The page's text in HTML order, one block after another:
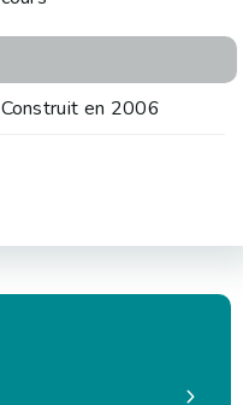
Construit en 2006